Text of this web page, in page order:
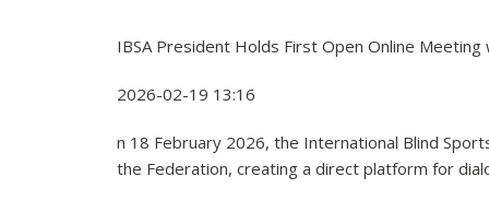
IBSA President Holds First Open Online
2026-02-19 13:16
n 18 February 2026, the International Blind
the Federation, creating a direct platform for